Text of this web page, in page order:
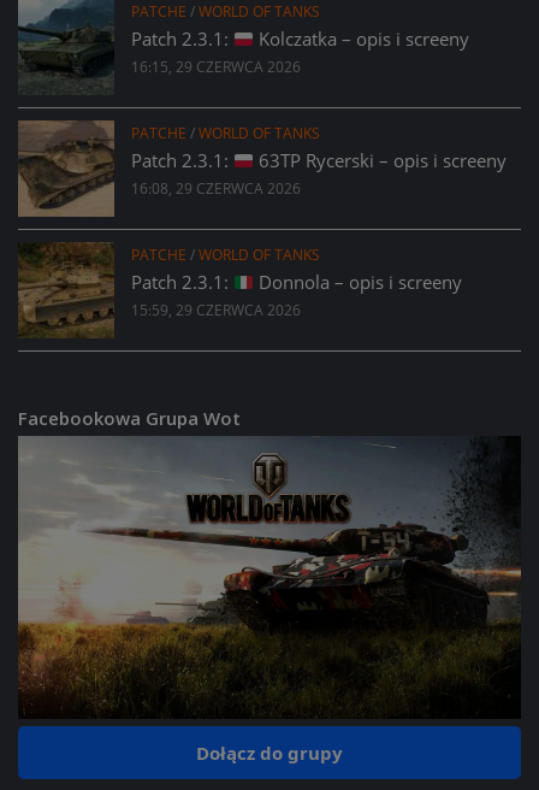
PATCHE /WORLD OF TANKS
Patch 2.3.1: Kolczatka – opis i screeny
16:15, 29 CZERWCA 2026
PATCHE /WORLD OF TANKS
Patch 2.3.1: 63TP Rycerski – opis i screeny
16:08, 29 CZERWCA 2026
PATCHE /WORLD OF TANKS
Patch 2.3.1: Donnola – opis i screeny
15:59, 29 CZERWCA 2026
Facebookowa Grupa Wot
Dołącz do grupy